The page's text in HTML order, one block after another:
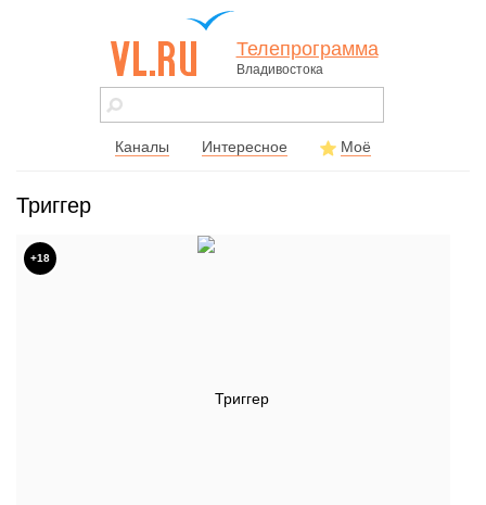
vl.ru - сайт
города
Телепрограмма
Владивостока
Каналы Интересное Моё
Триггер
+18